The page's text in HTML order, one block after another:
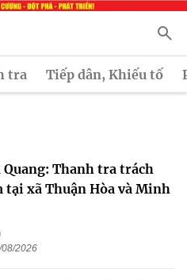
tra Tiếp dân, Khiếu tố
Quang: Thanh tra trách
tại xã Thuận Hòa và Minh
2026